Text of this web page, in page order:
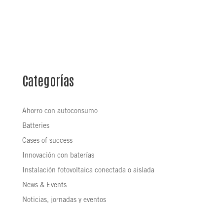
Categorías
Ahorro con autoconsumo
Batteries
Cases of success
Innovación con baterías
Instalación fotovoltaica conectada o aislada
News & Events
Noticias, jornadas y eventos